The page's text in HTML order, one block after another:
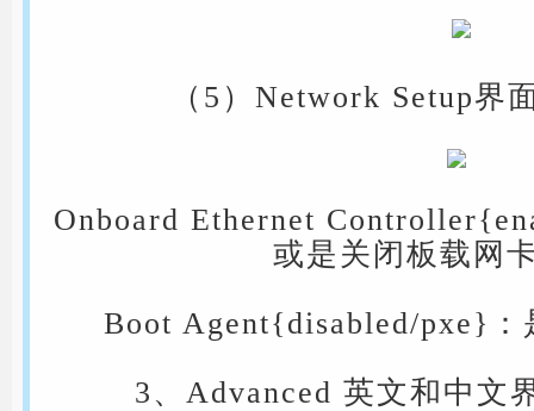
（5）Network Setup界
Onboard Ethernet
或是关闭板载网
Boot Agent{disabled/pxe}：
3、Advanced 英文和中文